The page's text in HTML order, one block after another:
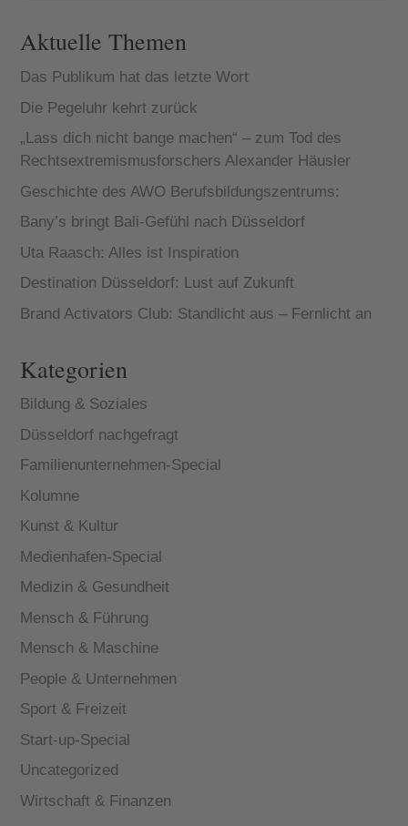
Aktuelle Themen
Das Publikum hat das letzte Wort
Die Pegeluhr kehrt zurück
„Lass dich nicht bange machen“ – zum Tod des
Rechtsextremismusforschers Alexander Häusler
Geschichte des AWO Berufsbildungszentrums:
Bany’s bringt Bali-Gefühl nach Düsseldorf
Uta Raasch: Alles ist Inspiration
Destination Düsseldorf: Lust auf Zukunft
Brand Activators Club: Standlicht aus – Fernlicht an
Kategorien
Bildung & Soziales
Düsseldorf nachgefragt
Familienunternehmen-Special
Kolumne
Kunst & Kultur
Medienhafen-Special
Medizin & Gesundheit
Mensch & Führung
Mensch & Maschine
People & Unternehmen
Sport & Freizeit
Start-up-Special
Uncategorized
Wirtschaft & Finanzen